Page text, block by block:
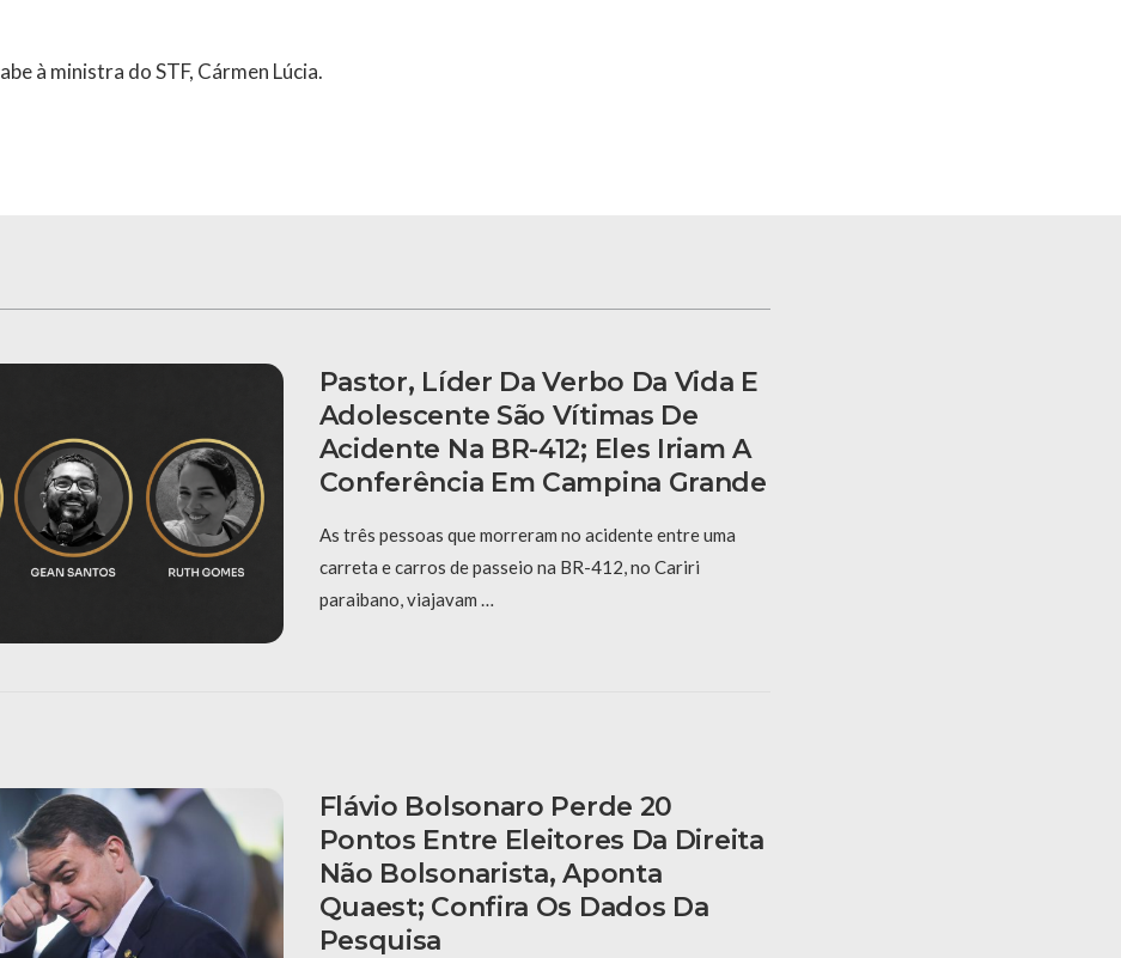
à ministra do STF, Cármen Lúcia.
Pastor, Líder Da Verbo Da Vida E
Adolescente São Vítimas De
Acidente Na BR-412; Eles Iriam A
Conferência Em Campina Grande
As três pessoas que morreram no acidente entre uma
carreta e carros de passeio na BR-412, no Cariri
paraibano, viajavam …
Flávio Bolsonaro Perde 20
Pontos Entre Eleitores Da Direita
Não Bolsonarista, Aponta
Quaest; Confira Os Dados Da
Pesquisa